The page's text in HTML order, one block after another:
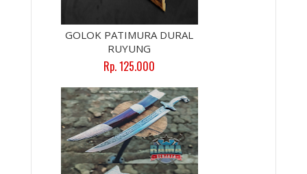
GOLOK PATIMURA DURAL
RUYUNG
Rp. 125.000